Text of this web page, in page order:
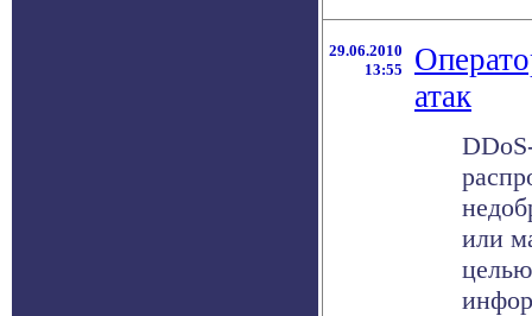
29.06.2010
13:55
атак
или